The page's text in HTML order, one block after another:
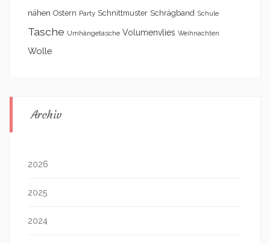
nähen Ostern Party Schnittmuster Schrägband Schule
Tasche Umhängetasche Volumenvlies Weihnachten
Wolle
Archiv
2026
2025
2024